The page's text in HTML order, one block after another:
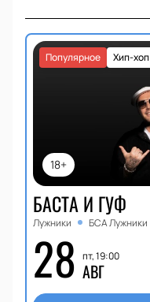
18+
Хип-хоп
Популярное
БАСТА И ГУФ
Лужники БСА Лужники
28 пт, 19:00
АВГ